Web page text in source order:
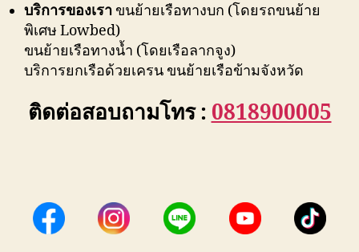
บริการของเรา ขนย้ายเรือทางบก (โดยรถขนย้าย
พิเศษ Lowbed)
ขนย้ายเรือทางน้ำ (โดยเรือลากจูง)
บริการยกเรือด้วยเครน ขนย้ายเรือข้ามจังหวัด
ติดต่อสอบถามโทร : 0818900005